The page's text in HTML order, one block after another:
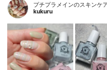
プチプラメインのスキンケ
kukuru